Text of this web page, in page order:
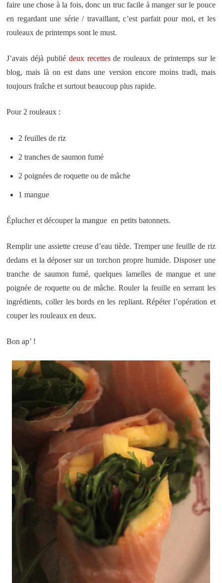
faire une chose à la fois, donc un truc facile à manger sur le pouce
en regardant une série / travaillant, c’est parfait pour moi, et les
rouleaux de printemps sont le must.
J’avais déjà publié deux recettesde rouleaux de printemps sur le
blog, mais là on est dans une version encore moins tradi, mais
toujours fraîche et surtout beaucoup plus rapide.
Pour 2 rouleaux :
2 feuilles de riz
2 tranches de saumon fumé
2 poignées de roquette ou de mâche
1 mangue
Éplucher et découper la mangue en petits batonnets.
Remplir une assiette creuse d’eau tiède. Tremper une feuille de riz
dedans et la déposer sur un torchon propre humide. Disposer une
tranche de saumon fumé, quelques lamelles de mangue et une
poignée de roquette ou de mâche. Rouler la feuille en serrant les
ingrédients, coller les bords en les repliant. Répéter l’opération et
couper les rouleaux en deux.
Bon ap’ !